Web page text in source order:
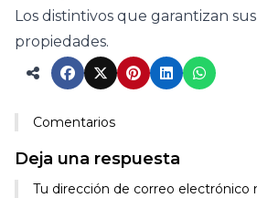
Los distintivos que garantizan
propiedades.
Comentarios
Deja una respuesta
Tu dirección de correo electrónico